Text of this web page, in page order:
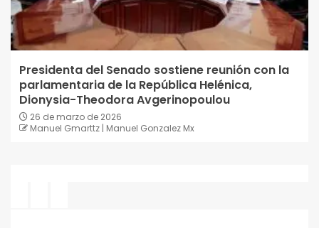
Presidenta del Senado sostiene reunión con la
parlamentaria de la República Helénica,
Dionysia-Theodora Avgerinopoulou
26 de marzo de 2026
Manuel Gmarttz | Manuel Gonzalez Mx